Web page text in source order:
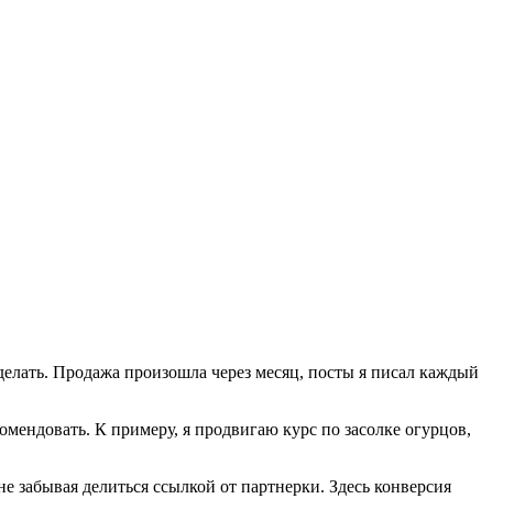
Продажа произошла через месяц, посты я писал каждый
К примеру, я продвигаю курс по засолке огурцов,
забывая делиться ссылкой от партнерки. Здесь конверсия